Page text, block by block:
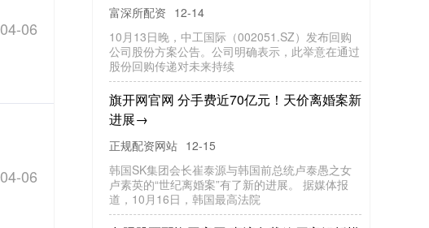
04-06
04-06
富深所配资 12-14
10月13日晚，中工国际（002051.SZ）发布回购
公司股份方案公告。公司明确表示，此举意在通过
股份回购传递对未来持续
旗开网官网 分手费近70亿元！天价离婚案新
进展→
正规配资网站 12-15
韩国SK集团会长崔泰源与韩国前总统卢泰愚之女
卢素英的“世纪离婚案”有了新的进展。 据媒体报
道，10月16日，韩国最高法院